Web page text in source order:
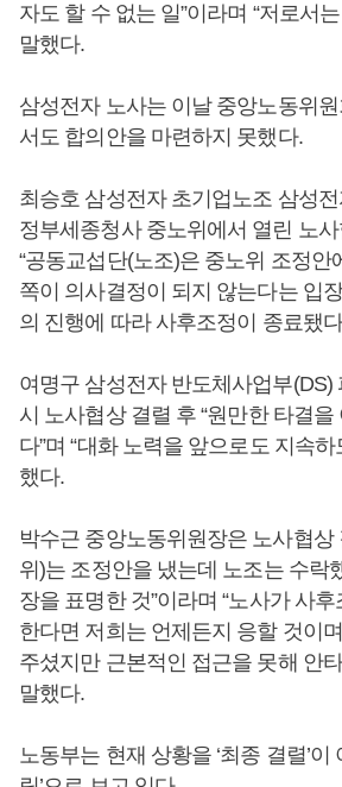
자도 할 수 없는 일”이라며 “저로서
말했다.
삼성전자 노사는 이날 중앙노동위원
서도 합의안을 마련하지 못했다.
최승호 삼성전자 초기업노조 삼성
정부세종청사 중노위에서 열린 노
“공동교섭단(노조)은 중노위 조정안
쪽이 의사결정이 되지 않는다는 입
의 진행에 따라 사후조정이 종료됐
여명구 삼성전자 반도체사업부(DS)
시 노사협상 결렬 후 “원만한 타결
다”며 “대화 노력을 앞으로도 지속
했다.
박수근 중앙노동위원장은 노사협상
위)는 조정안을 냈는데 노조는 수락
장을 표명한 것”이라며 “노사가 사
한다면 저희는 언제든지 응할 것이
주셨지만 근본적인 접근을 못해 안
말했다.
노동부는 현재 상황을 ‘최종 결렬’이